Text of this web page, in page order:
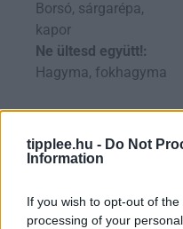
tipplee.hu - Do Not
Information
If you wish to opt-out of
processing of your
Borsó, sárgarépa,
kapor
Ne ültesd együtt!:
Hagyma, fokhagyma
Karalábé
időszak